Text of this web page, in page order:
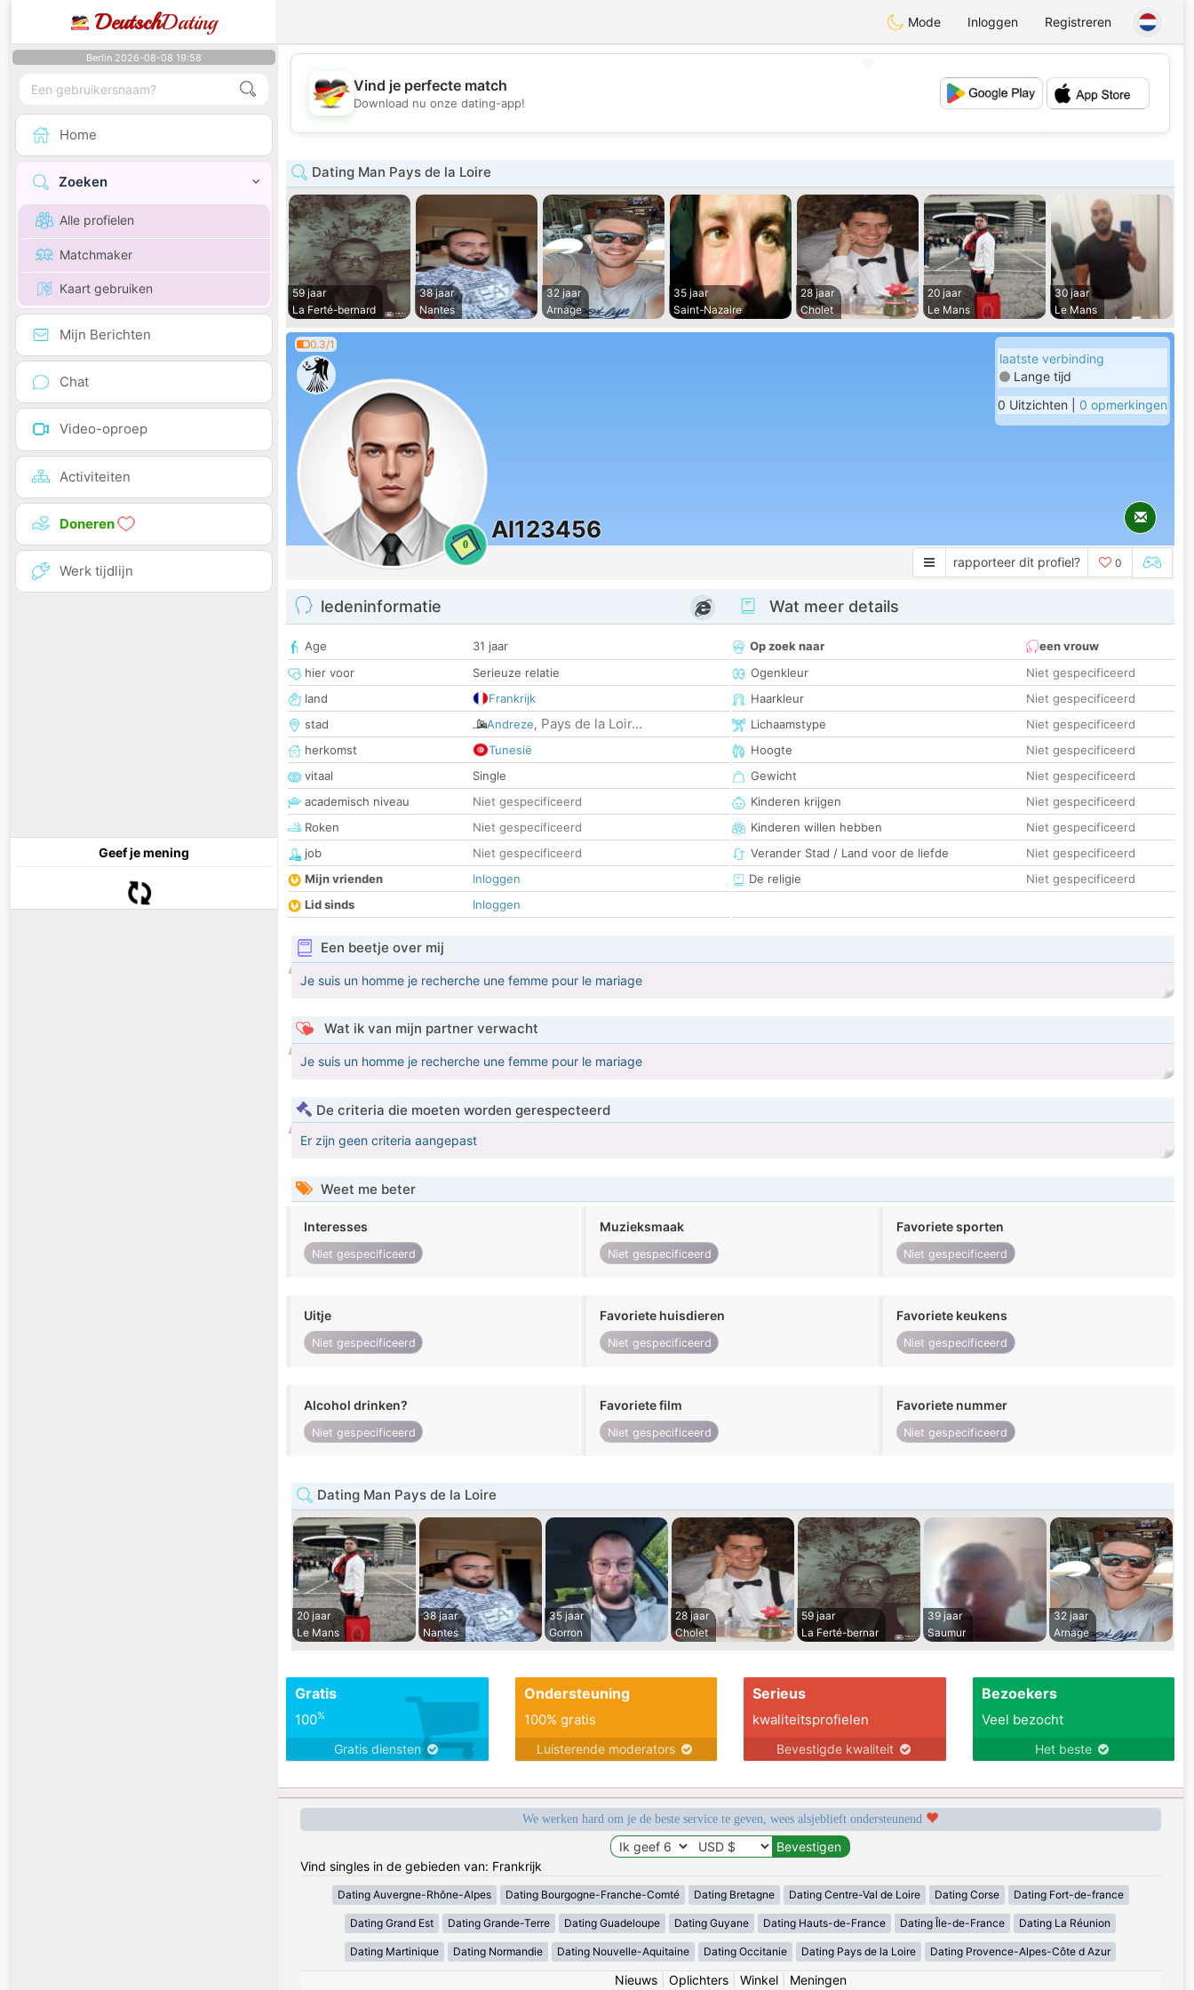
DeutschDating Mode Inloggen Registreren
Berlin 2026-08-08 19:58
Home
Zoeken
Alle profielen
Matchmaker
Kaart gebruiken
Mijn Berichten
Chat
Video-oproep
Activiteiten
Doneren
Werk tijdlijn
Geef je mening
💕
Vind je perfecte match
Download nu onze dating-app!
Dating Man Pays de la Loire
59 jaar
La Ferté-bernard
38 jaar
Nantes
32 jaar
Arnage
35 jaar
Saint-Nazaire
28 jaar
Cholet
20 jaar
Le Mans
30 jaar
Le Mans
0.3/1
0
Al123456
laatste verbinding
Lange tijd
0 Uitzichten | 0 opmerkingen
rapporteer dit profiel? 0
ledeninformatie
Age
31 jaar
hier voor
Serieuze relatie
land
Frankrijk
stad
Andreze, Pays de la Loir...
herkomst
Tunesië
vitaal
Single
academisch niveau
Niet gespecificeerd
Roken
Niet gespecificeerd
job
Niet gespecificeerd
Mijn vrienden
Inloggen
Lid sinds
Inloggen
Wat meer details
Op zoek naar
een vrouw
Ogenkleur
Niet gespecificeerd
Haarkleur
Niet gespecificeerd
Lichaamstype
Niet gespecificeerd
Hoogte
Niet gespecificeerd
Gewicht
Niet gespecificeerd
Kinderen krijgen
Niet gespecificeerd
Kinderen willen hebben
Niet gespecificeerd
Verander Stad / Land voor de liefde
Niet gespecificeerd
De religie
Niet gespecificeerd
Een beetje over mij
Je suis un homme je recherche une femme pour le mariage
Wat ik van mijn partner verwacht
Je suis un homme je recherche une femme pour le mariage
De criteria die moeten worden gerespecteerd
Er zijn geen criteria aangepast
Weet me beter
Interesses
Niet gespecificeerd
Muzieksmaak
Niet gespecificeerd
Favoriete sporten
Niet gespecificeerd
Uitje
Niet gespecificeerd
Favoriete huisdieren
Niet gespecificeerd
Favoriete keukens
Niet gespecificeerd
Alcohol drinken?
Niet gespecificeerd
Favoriete film
Niet gespecificeerd
Favoriete nummer
Niet gespecificeerd
Dating Man Pays de la Loire
20 jaar
Le Mans
38 jaar
Nantes
35 jaar
Gorron
28 jaar
Cholet
59 jaar
La Ferté-bernar
39 jaar
Saumur
32 jaar
Arnage
Gratis
100%
Gratis diensten
Ondersteuning
100% gratis
Luisterende moderators
Serieus
kwaliteitsprofielen
Bevestigde kwaliteit
Bezoekers
Veel bezocht
Het beste
We werken hard om je de beste service te geven, wees alsjeblieft ondersteunend
Vind singles in de gebieden van: Frankrijk
Dating Auvergne-Rhône-Alpes Dating Bourgogne-Franche-Comté Dating Bretagne Dating Centre-Val de Loire Dating Corse Dating Fort-de-france
Dating Grand Est Dating Grande-Terre Dating Guadeloupe Dating Guyane Dating Hauts-de-France Dating Île-de-France Dating La Réunion
Dating Martinique Dating Normandie Dating Nouvelle-Aquitaine Dating Occitanie Dating Pays de la Loire Dating Provence-Alpes-Côte d Azur
Nieuws| Oplichters| Winkel| Meningen